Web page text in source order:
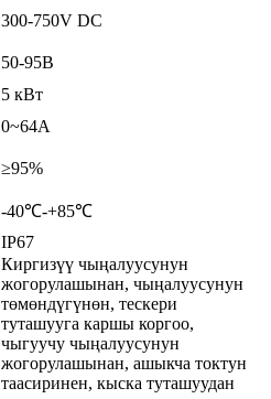
300-750V DC
50-95В
5 кВт
0~64A
≥95%
-40℃-+85℃
IP67
Киргизүү чыңалуусунун
жогорулашынан, чыңалуусунун
төмөндүгүнөн, тескери
туташууга каршы коргоо,
чыгуучу чыңалуусунун
жогорулашынан, ашыкча токтун
таасиринен, кыска туташуудан